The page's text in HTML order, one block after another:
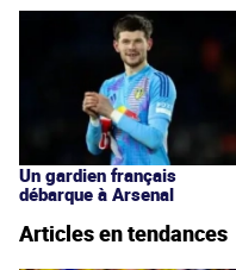
Un gardien français
débarque à Arsenal
Articles en tendances